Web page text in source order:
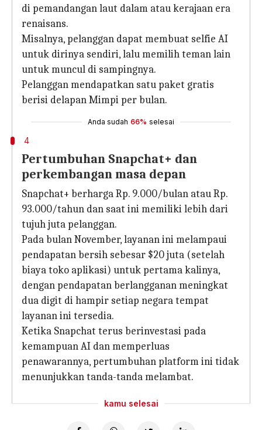
di pemandangan laut dalam atau kerajaan era
renaisans.
Misalnya, pelanggan dapat membuat selfie AI
untuk dirinya sendiri, lalu memilih teman lain
untuk muncul di sampingnya.
Pelanggan mendapatkan satu paket gratis
berisi delapan Mimpi per bulan.
Anda sudah 66% selesai
4
Pertumbuhan Snapchat+ dan
perkembangan masa depan
Snapchat+ berharga Rp. 9.000/bulan atau Rp.
93.000/tahun dan saat ini memiliki lebih dari
tujuh juta pelanggan.
Pada bulan November, layanan ini melampaui
pendapatan bersih sebesar $20 juta (setelah
biaya toko aplikasi) untuk pertama kalinya,
dengan pendapatan berlangganan meningkat
dua digit di hampir setiap negara tempat
layanan ini tersedia.
Ketika Snapchat terus berinvestasi pada
kemampuan AI dan memperluas
penawarannya, pertumbuhan platform ini tidak
menunjukkan tanda-tanda melambat.
kamu selesai